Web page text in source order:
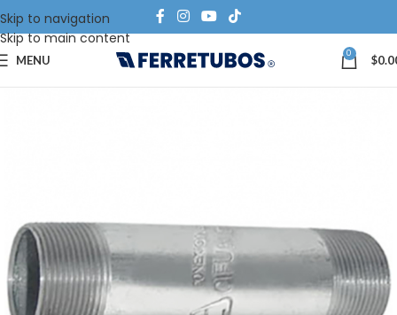
Skip to navigation
Skip to main content
MENU 0 $